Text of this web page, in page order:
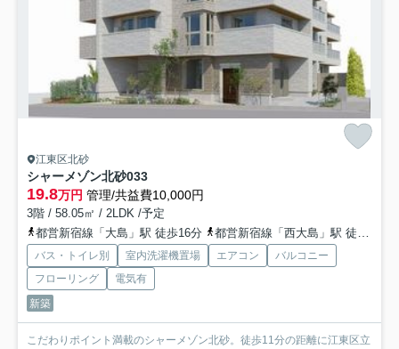
江東区北砂
シャーメゾン北砂033
19.8万円 管理/共益費10,000円
3階 / 58.05㎡ / 2LDK /予定
都営新宿線「大島」駅 徒歩16分
都営新宿線「西大島」駅 徒歩21分
バス・トイレ別 室内洗濯機置場 エアコン
バルコニー
フローリング
電気有
新築
こだわりポイント満載のシャーメゾン北砂。徒歩11分の距離に江東区立